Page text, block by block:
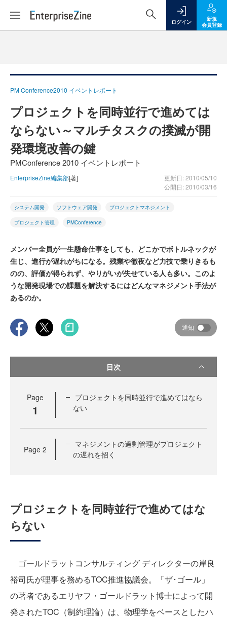
ログイン
新規
会員登録
PM Conference2010 イベントレポート
プロジェクトを同時並行で進めては
ならない～マルチタスクの撲滅が開
発環境改善の鍵
PMConference 2010 イベントレポート
EnterpriseZine編集部[著]
更新日: 2010/05/10
公開日: 2010/03/16
システム開発 ソフトウェア開発 プロジェクトマネジメント
プロジェクト管理 PMConference
メンバー全員が一生懸命仕事をしても、どこかでボトルネックが
生じ、進行が遅れがちになる。残業や徹夜など力技で乗りきるも
のの、評価が得られず、やりがいが失せている人も多い。このよ
うな開発現場での課題を解決するにはどんなマネジメント手法が
あるのか。
通知
目次
Page
1
プロジェクトを同時並行で進めてはなら
ない
Page 2
マネジメントの過剰管理がプロジェクト
の遅れを招く
プロジェクトを同時並行で進めてはな
らない
ゴールドラットコンサルティング ディレクターの岸良
裕司氏が理事を務めるTOC推進協議会。「ザ･ゴール」
の著者であるエリヤフ・ゴールドラット博士によって開
発されたTOC（制約理論）は、物理学をベースとしたハ